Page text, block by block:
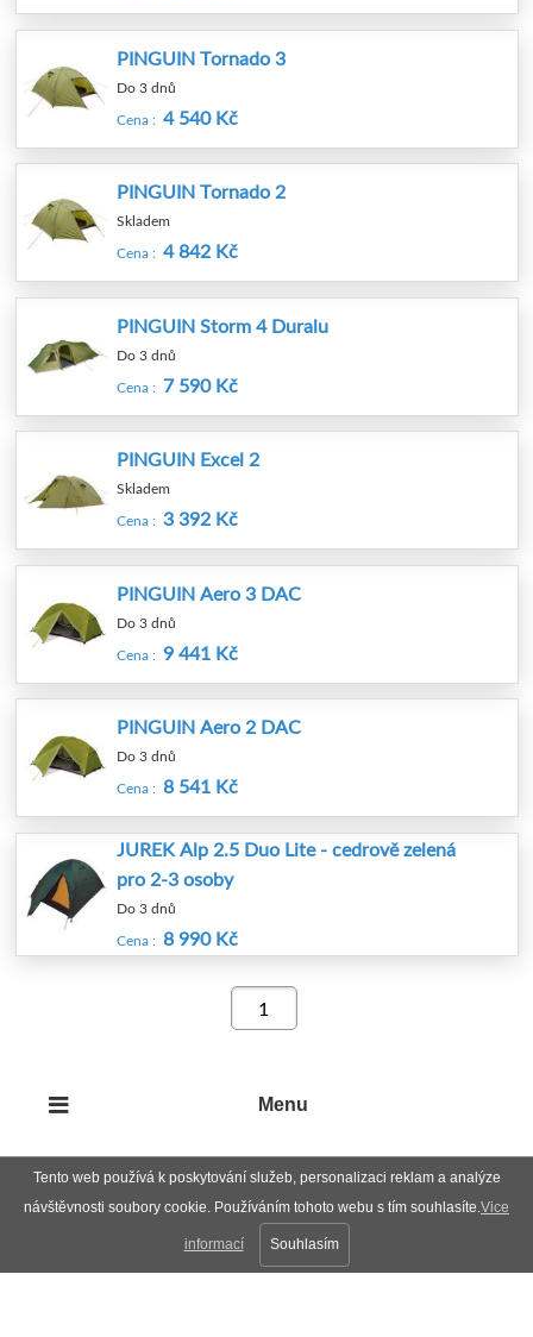
Tento web používá k poskytování služeb, personalizaci reklam a analýze
návštěvnosti soubory cookie. Používáním tohoto webu s tím souhlasíte.Vice
informací Souhlasím
PINGUIN Tornado 3
Do 3 dnů
Cena : 4 540 Kč
PINGUIN Tornado 2
Skladem
Cena : 4 842 Kč
PINGUIN Storm 4 Duralu
Do 3 dnů
Cena : 7 590 Kč
PINGUIN Excel 2
Skladem
Cena : 3 392 Kč
PINGUIN Aero 3 DAC
Do 3 dnů
Cena : 9 441 Kč
PINGUIN Aero 2 DAC
Do 3 dnů
Cena : 8 541 Kč
JUREK Alp 2.5 Duo Lite - cedrově zelená
pro 2-3 osoby
Do 3 dnů
Cena : 8 990 Kč
Menu